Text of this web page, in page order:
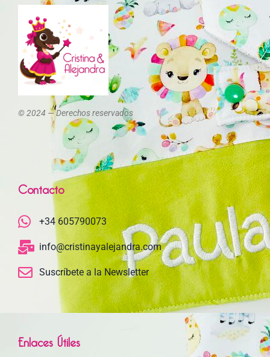
© 2024 — Derechos reservados
Contacto
+34 605790073
info@cristinayalejandra.com
Suscríbete a la Newsletter
Enlaces Útiles